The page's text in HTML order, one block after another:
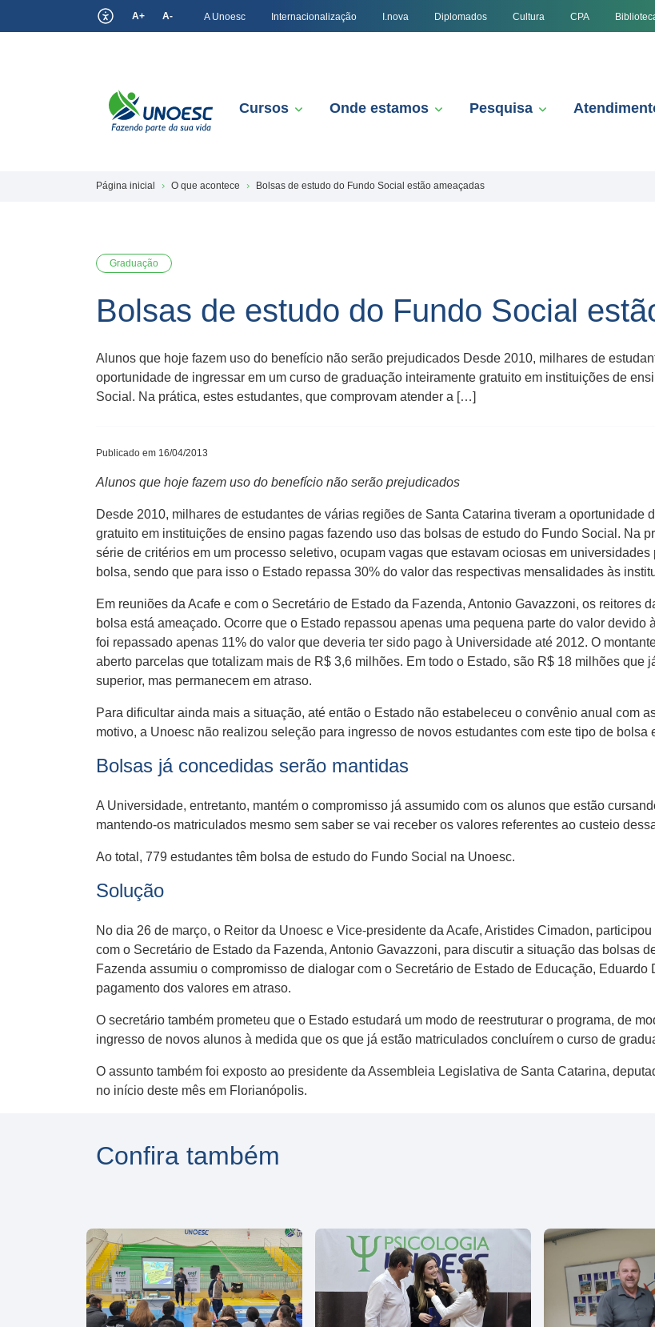
A+ A- A Unoesc Internacionalização I.nova Diplomados Cultura CPA
Cursos Onde estamos Pesquisa
Página inicial O que acontece Bolsas de estudo do Fundo Social estão ameaçadas
Graduação
Bolsas de estudo do Fundo Social
Alunos que hoje fazem uso do benefício não serão prejudicados Desde 2010, milhares de
oportunidade de ingressar em um curso de graduação inteiramente gratuito em instituições de
Social. Na prática, estes estudantes, que comprovam atender a […]
Publicado em 16/04/2013
Alunos que hoje fazem uso do benefício não serão prejudicados
Desde 2010, milhares de estudantes de várias regiões de Santa Catarina tiveram a oportunidade
gratuito em instituições de ensino pagas fazendo uso das bolsas de estudo do Fundo Social. Na
série de critérios em um processo seletivo, ocupam vagas que estavam ociosas em
bolsa, sendo que para isso o Estado repassa 30% do valor das respectivas mensalidades às
Em reuniões da Acafe e com o Secretário de Estado da Fazenda, Antonio Gavazzoni, os reitores
bolsa está ameaçado. Ocorre que o Estado repassou apenas uma pequena parte do valor
foi repassado apenas 11% do valor que deveria ter sido pago à Universidade até 2012. O
aberto parcelas que totalizam mais de R$ 3,6 milhões. Em todo o Estado, são R$ 18 milhões
superior, mas permanecem em atraso.
Para dificultar ainda mais a situação, até então o Estado não estabeleceu o convênio anual com
motivo, a Unoesc não realizou seleção para ingresso de novos estudantes com este tipo de bolsa
Bolsas já concedidas serão mantidas
A Universidade, entretanto, mantém o compromisso já assumido com os alunos que estão
mantendo-os matriculados mesmo sem saber se vai receber os valores referentes ao custeio
Ao total, 779 estudantes têm bolsa de estudo do Fundo Social na Unoesc.
Solução
No dia 26 de março, o Reitor da Unoesc e Vice-presidente da Acafe, Aristides Cimadon,
com o Secretário de Estado da Fazenda, Antonio Gavazzoni, para discutir a situação das bolsas
Fazenda assumiu o compromisso de dialogar com o Secretário de Estado de Educação,
pagamento dos valores em atraso.
O secretário também prometeu que o Estado estudará um modo de reestruturar o programa, de
ingresso de novos alunos à medida que os que já estão matriculados concluírem o curso de
O assunto também foi exposto ao presidente da Assembleia Legislativa de Santa Catarina,
no início deste mês em Florianópolis.
Confira também